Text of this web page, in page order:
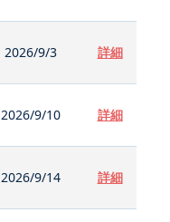
2026/9/3 詳細
2026/9/10 詳細
2026/9/14 詳細